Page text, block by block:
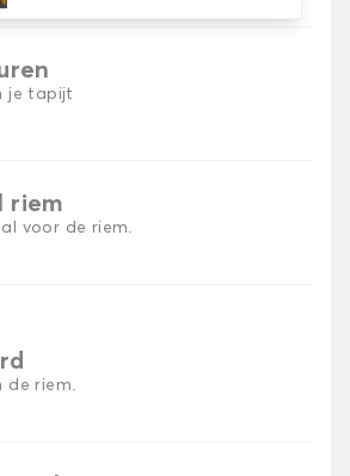
je tapijt
riem
voor de riem.
de riem.